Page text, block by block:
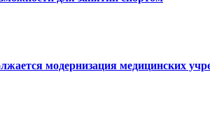
модернизация медицинских